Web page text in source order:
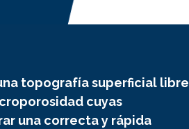
topografía superficial libre
cuyas
una correcta y rápida